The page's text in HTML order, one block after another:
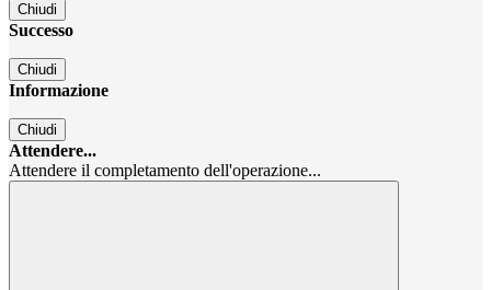
Chiudi
Successo
Chiudi
Informazione
Chiudi
Attendere...
Attendere il completamento dell'operazione...